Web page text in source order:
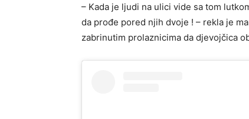
– Kada je ljudi na ulici vide sa tom
da prođe pored njih dvoje ! – rekla je
zabrinutim prolaznicima da djevojčica